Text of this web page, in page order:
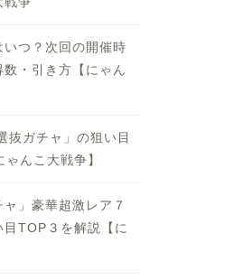
つ？次回の開催時
・引き方【にゃん
抜ガチャ」の狙い目
んこ大戦争】
ャ」豪華超激レア７
TOP３を解説【に